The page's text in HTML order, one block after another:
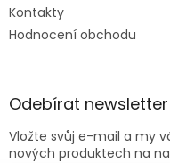
Kontakty
Hodnocení obchodu
Odebírat newsletter
Vložte svůj e-mail a my
nových produktech na